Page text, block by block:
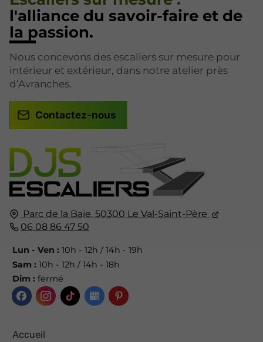
Parc de la Baie,50300 Le Val-Saint-Père
06 08 86 47 50
Lun - Ven : 10h - 12h / 14h - 19h
Sam : 10h - 12h / 14h - 18h
Dim : fermé
Accueil
l'alliance du savoir-faire et de
la passion.
Nous concevons des escaliers sur mesure pour
intérieur et extérieur, dans notre atelier près
d’Avranches.
Contactez-nous